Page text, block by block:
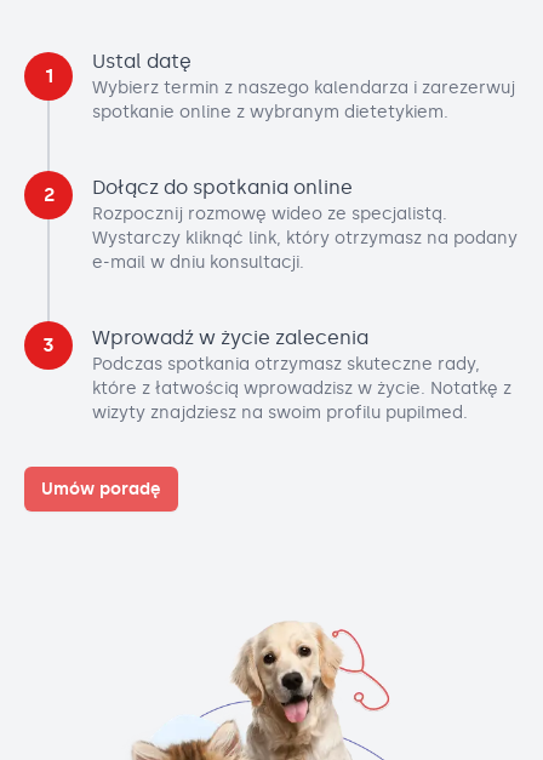
1
Ustal datę
Wybierz termin z naszego kalendarza i zarezerwuj
spotkanie online z wybranym dietetykiem.
2 Dołącz do spotkania online
Rozpocznij rozmowę wideo ze specjalistą.
Wystarczy kliknąć link, który otrzymasz na podany
e-mail w dniu konsultacji.
3 Wprowadź w życie zalecenia
Podczas spotkania otrzymasz skuteczne rady,
które z łatwością wprowadzisz w życie. Notatkę z
wizyty znajdziesz na swoim profilu pupilmed.
Umów poradę